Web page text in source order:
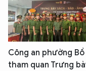
Công an phường
tham quan Trưng